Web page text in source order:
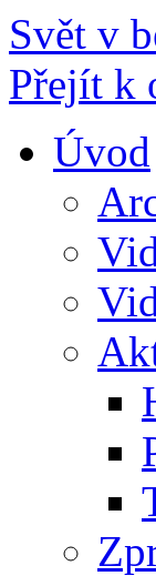
Svět v
Přejít k
Úvod